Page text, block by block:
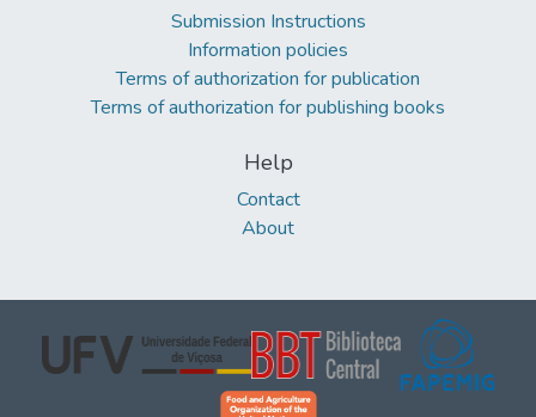
Submission Instructions
Information policies
Terms of authorization for publication
Terms of authorization for publishing books
Help
Contact
About